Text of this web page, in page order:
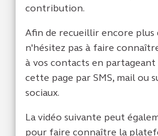
contribution.
Afin de recueillir encore plus
n'hésitez pas à faire
à vos contacts en partageant
cette page par SMS, mail ou
sociaux.
La vidéo suivante peut
pour faire connaître la